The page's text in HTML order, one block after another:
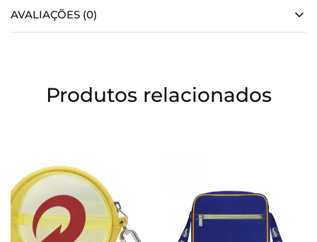
AVALIAÇÕES (0)
Produtos relacionados